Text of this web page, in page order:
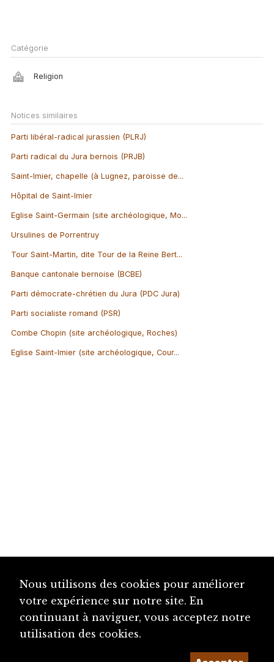
Catégorie
Religion
Notices similaires
Parti libéral-radical jurassien (PLRJ)
Parti radical du Jura bernois (PRJB)
Saint-Imier, chapelle (à Lugnez, paroisse de...
Hôpital de Saint-Imier
Eglise Saint-Germain (site archéologique, Mo...
Ursulines de Porrentruy
Tour Saint-Martin, dite Tour de la Reine Bert...
Banque cantonale bernoise (BCBE)
Parti démocrate-chrétien du Jura (PDC Jura)
Parti socialiste romand (PSR)
Combe Chopin (site archéologique, Roches)
Eglise Saint-Imier (site archéologique, Cour...
Nous utilisons des cookies pour améliorer
votre expérience sur notre site. En
continuant à naviguer, vous acceptez notre
utilisation des cookies.